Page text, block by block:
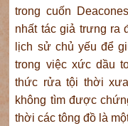
trong cuốn
nhất tác giả trưng ra
lịch sử chủ yếu để
trong việc xức dầu
thức rửa tội thời
không tìm được
thời các tông đồ là